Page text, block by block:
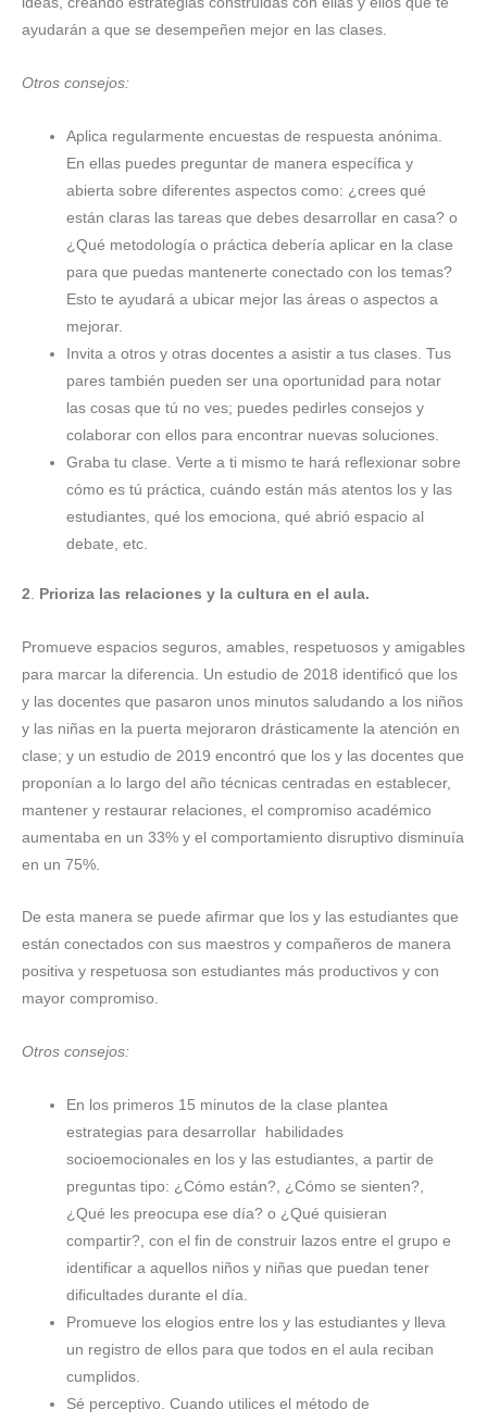
ayudarán a que se desempeñen mejor en las clases.
Otros consejos:
Aplica regularmente encuestas de respuesta anónima.
En ellas puedes preguntar de manera específica y
abierta sobre diferentes aspectos como: ¿crees qué
están claras las tareas que debes desarrollar en casa? o
¿Qué metodología o práctica debería aplicar en la clase
para que puedas mantenerte conectado con los temas?
Esto te ayudará a ubicar mejor las áreas o aspectos a
mejorar.
Invita a otros y otras docentes a asistir a tus clases. Tus
pares también pueden ser una oportunidad para notar
las cosas que tú no ves; puedes pedirles consejos y
colaborar con ellos para encontrar nuevas soluciones.
Graba tu clase. Verte a ti mismo te hará reflexionar sobre
cómo es tú práctica, cuándo están más atentos los y las
estudiantes, qué los emociona, qué abrió espacio al
debate, etc.
2 Prioriza las relaciones y la cultura en el aula.
Promueve espacios seguros, amables, respetuosos y amigables
para marcar la diferencia. Un estudio de 2018 identificó que los
y las docentes que pasaron unos minutos saludando a los niños
y las niñas en la puerta mejoraron drásticamente la atención en
clase; y un estudio de 2019 encontró que los y las docentes que
proponían a lo largo del año técnicas centradas en establecer,
mantener y restaurar relaciones, el compromiso académico
aumentaba en un 33% y el comportamiento disruptivo disminuía
en un 75%.
De esta manera se puede afirmar que los y las estudiantes que
están conectados con sus maestros y compañeros de manera
positiva y respetuosa son estudiantes más productivos y con
mayor compromiso.
Otros consejos:
En los primeros 15 minutos de la clase plantea
estrategias para desarrollar habilidades
socioemocionales en los y las estudiantes, a partir de
preguntas tipo: ¿Cómo están?, ¿Cómo se sienten?,
¿Qué les preocupa ese día? o ¿Qué quisieran
compartir?, con el fin de construir lazos entre el grupo e
identificar a aquellos niños y niñas que puedan tener
dificultades durante el día.
Promueve los elogios entre los y las estudiantes y lleva
un registro de ellos para que todos en el aula reciban
cumplidos.
Sé perceptivo. Cuando utilices el método de